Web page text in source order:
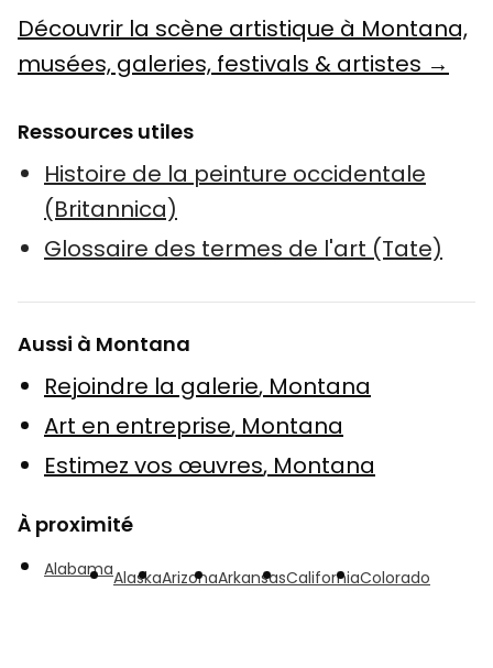
Découvrir la scène artistique à Montana,
musées, galeries, festivals & artistes →
Ressources utiles
Histoire de la peinture occidentale
(Britannica)
Glossaire des termes de l'art (Tate)
Aussi à Montana
Rejoindre la galerie, Montana
Art en entreprise, Montana
Estimez vos œuvres, Montana
À proximité
AlabamaAlaskaArizonaArkansasCaliforniaColorado